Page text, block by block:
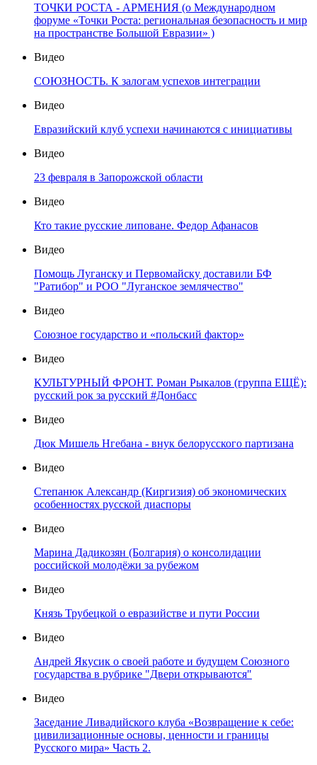
ТОЧКИ РОСТА - АРМЕНИЯ (о Международном
форуме «Точки Роста: региональная безопасность и мир
на пространстве Большой Евразии» )
Видео
СОЮЗНОСТЬ. К залогам успехов интеграции
Видео
Евразийский клуб успехи начинаются с инициативы
Видео
23 февраля в Запорожской области
Видео
Кто такие русские липоване. Федор Афанасов
Видео
Помощь Луганску и Первомайску доставили БФ
"Ратибор" и РОО "Луганское землячество"
Видео
Союзное государство и «польский фактор»
Видео
КУЛЬТУРНЫЙ ФРОНТ. Роман Рыкалов (группа ЕЩЁ):
русский рок за русский #Донбасс
Видео
Дюк Мишель Нгебана - внук белорусского партизана
Видео
Степанюк Александр (Киргизия) об экономических
особенностях русской диаспоры
Видео
Марина Дадикозян (Болгария) о консолидации
российской молодёжи за рубежом
Видео
Князь Трубецкой о евразийстве и пути России
Видео
Андрей Якусик о своей работе и будущем Союзного
государства в рубрике "Двери открываются"
Видео
Заседание Ливадийского клуба «Возвращение к себе:
цивилизационные основы, ценности и границы
Русского мира» Часть 2.